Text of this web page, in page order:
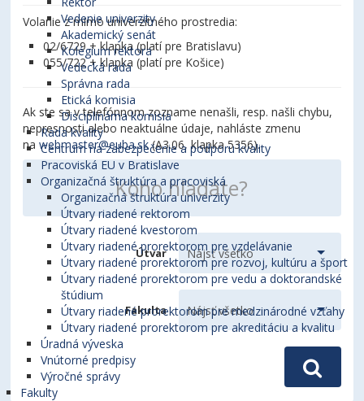
Vedenie univerzity
Akademický senát
Kolégium rektora
Vedecká rada
Správna rada
Etická komisia
Disciplinárna komisia
Rada kvality
Centrum na zabezpečenie a podporu kvality
Pracoviská EU v Bratislave
Organizačná štruktúra a pracoviská
Organizačná štruktúra univerzity
Útvary riadené rektorom
Útvary riadené kvestorom
Útvary riadené prorektorom pre vzdelávanie
Útvary riadené prorektorom pre rozvoj, kultúru a šport
Útvary riadené prorektorom pre vedu a doktorandské
štúdium
Útvary riadené prorektorom pre medzinárodné vzťahy
Útvary riadené prorektorom pre akreditáciu a kvalitu
Úradná výveska
Vnútorné predpisy
Výročné správy
Fakulty
Volanie z mimo univerzitného prostredia:
02/6729 + klapka (platí pre Bratislavu)
055/722 + klapka (platí pre Košice)
Ak ste sa v telefónnom zozname nenašli, resp. našli chybu,
nepresnosti alebo neaktuálne údaje, nahláste zmenu
nawebmaster@euba.sk(A3.06, klapka 5356).
Útvar
Fakulta